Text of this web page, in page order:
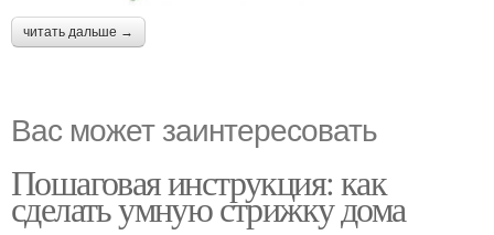
читать дальше →
Вас может заинтересовать
Пошаговая инструкция: как
сделать умную стрижку дома